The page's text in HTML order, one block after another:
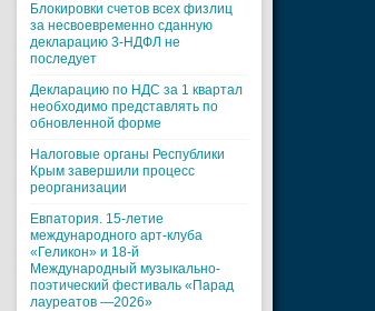
Блокировки счетов всех физлиц
за несвоевременно сданную
декларацию 3-НДФЛ не
последует
Декларацию по НДС за 1 квартал
необходимо представлять по
обновленной форме
Налоговые органы Республики
Крым завершили процесс
реорганизации
Евпатория. 15-летие
международного арт-клуба
«Геликон» и 18-й
Международный музыкально-
поэтический фестиваль «Парад
лауреатов —2026»